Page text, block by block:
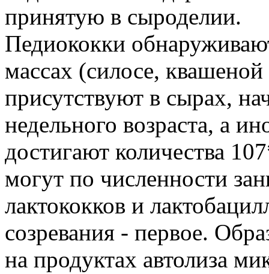
принятую в сыроделии.
Педиококки
массах (силосе,
присутствуют в сырах,
недельного возраста, а
достигают количества
могут по численности
лактококков и
созревания - первое.
на продуктах автолиза